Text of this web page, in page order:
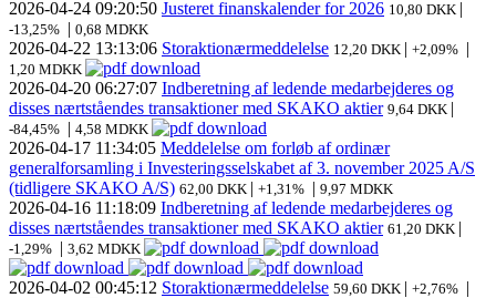
2026-04-24 09:20:50 Justeret finanskalender for 2026 10,80 DKK |
-13,25% | 0,68 MDKK
2026-04-22 13:13:06 Storaktionærmeddelelse 12,20 DKK | +2,09% |
1,20 MDKK
2026-04-20 06:27:07 Indberetning af ledende medarbejderes og
disses nærtståendes transaktioner med SKAKO aktier 9,64 DKK |
-84,45% | 4,58 MDKK
2026-04-17 11:34:05 Meddelelse om forløb af ordinær
generalforsamling i Investeringsselskabet af 3. november 2025 A/S
(tidligere SKAKO A/S) 62,00 DKK | +1,31% | 9,97 MDKK
2026-04-16 11:18:09 Indberetning af ledende medarbejderes og
disses nærtståendes transaktioner med SKAKO aktier 61,20 DKK |
-1,29% | 3,62 MDKK
2026-04-02 00:45:12 Storaktionærmeddelelse 59,60 DKK | +2,76% |